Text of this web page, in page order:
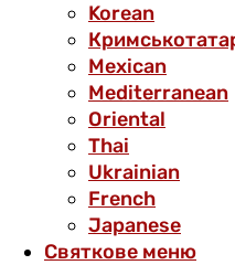
Korean
Mexican
Mediterranean
Oriental
Thai
Ukrainian
French
Japanese
Святкове меню